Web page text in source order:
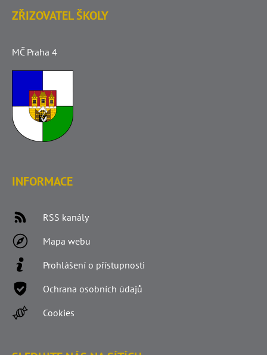
ZŘIZOVATEL ŠKOLY
MČ Praha 4
INFORMACE
RSS kanály
Mapa webu
Prohlášení o přístupnosti
Ochrana osobních údajů
Cookies